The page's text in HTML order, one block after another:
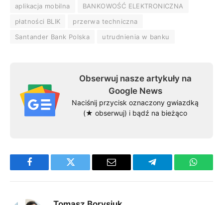
aplikacja mobilna
BANKOWOŚĆ ELEKTRONICZNA
płatności BLIK
przerwa techniczna
Santander Bank Polska
utrudnienia w banku
Obserwuj nasze artykuły na
Google News
Naciśnij przycisk oznaczony gwiazdką
(★ obserwuj) i bądź na bieżąco
Facebook Twitter Email Telegram